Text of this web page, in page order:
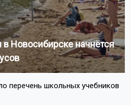
Новосибирске начнётся
перечень школьных учебников